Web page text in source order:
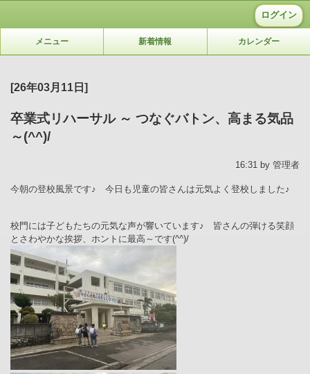
ログイン
メニュー 新着情報 カレンダー
[26年03月11日]
卒業式リハーサル ～ つなぐバトン、高まる気品
～(^^)/
16:31 by 管理者
今朝の登校風景です♪ 今日も児童の皆さんは元気よく登校しました♪
校門には子どもたちの元気な声が響いています♪ 皆さんの弾ける笑顔
とさわやかな挨拶、ホントに最高～です(^^)/